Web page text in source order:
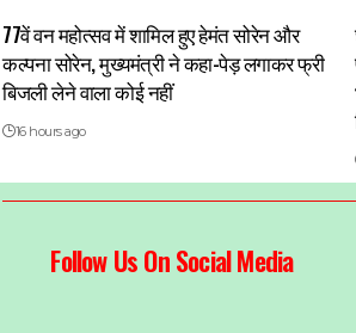
77वें वन महोत्सव में शामिल हुए हेमंत सोरेन और
कल्पना सोरेन, मुख्यमंत्री ने कहा-पेड़ लगाकर फ्री
बिजली लेने वाला कोई नहीं
16 hours ago
Follow Us On Social Media